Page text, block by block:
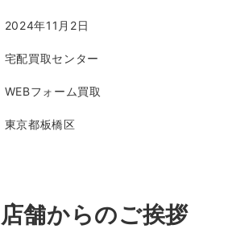
2024年11月2日
宅配買取センター
WEBフォーム買取
東京都板橋区
舗からのご挨拶